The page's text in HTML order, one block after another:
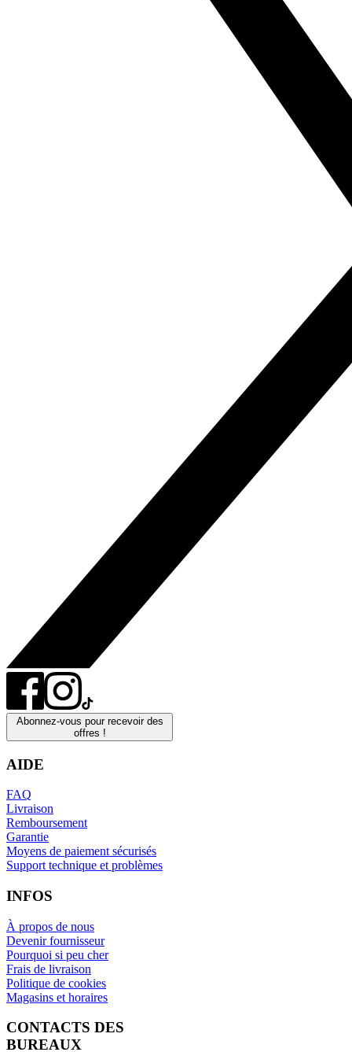
Abonnez-vous pour recevoir des
offres !
AIDE
FAQ
Livraison
Remboursement
Garantie
Moyens de paiement sécurisés
Support technique et problèmes
INFOS
À propos de nous
Devenir fournisseur
Pourquoi si peu cher
Frais de livraison
Politique de cookies
Magasins et horaires
CONTACTS DES
BUREAUX